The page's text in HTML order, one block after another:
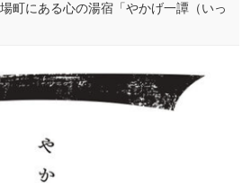
町にある心の湯宿「やかげ一譚（いっ